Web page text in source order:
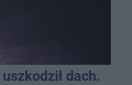
dach.